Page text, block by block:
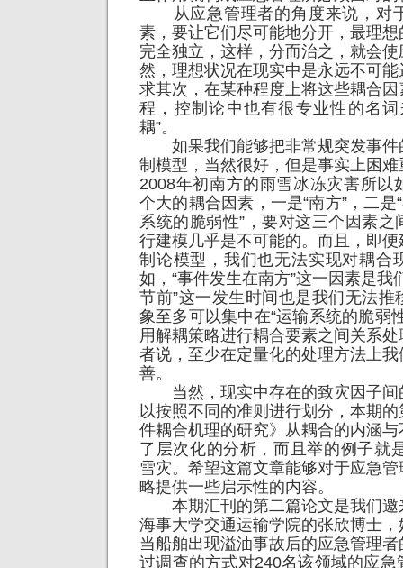
从应急管理者的角度来说，对
素，要让它们尽可能地分开，最理
完全独立，这样，分而治之，就会
然，理想状况在现实中是永远不可
求其次，在某种程度上将这些耦合
程，控制论中也有很专业性的名
耦”。
如果我们能够把非常规突发事件
制模型，当然很好，但是事实上困
2008年初南方的雨雪冰冻灾害所以
个大的耦合因素，一是“南方”，二是
系统的脆弱性”，要对这三个因素之
行建模几乎是不可能的。而且，即
制论模型，我们也无法实现对耦合
如，“事件发生在南方”这一因素是我
节前”这一发生时间也是我们无法推
象至多可以集中在“运输系统的脆弱
用解耦策略进行耦合要素之间关系
者说，至少在定量化的处理方法上
善。
当然，现实中存在的致灾因子间
以按照不同的准则进行划分，本期
件耦合机理的研究》从耦合的内涵
了层次化的分析，而且举的例子就
雪灾。希望这篇文章能够对于应急
略提供一些启示性的内容。
本期汇刊的第二篇论文是我们邀
海事大学交通运输学院的张欣博士
当船舶出现溢油事故后的应急管理
过调查的方式对240名该领域的应急